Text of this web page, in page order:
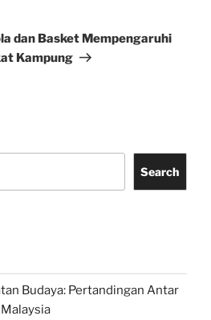
dan Basket Mempengaruhi
Kampung
Search
Budaya: Pertandingan Antar